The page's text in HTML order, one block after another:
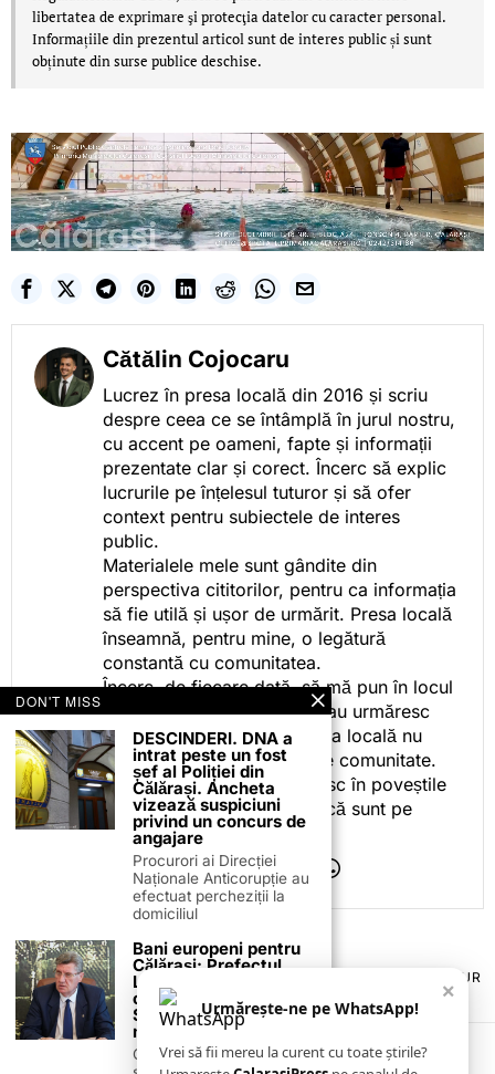
libertatea de exprimare şi protecţia datelor cu caracter personal.
Informațiile din prezentul articol sunt de interes public și sunt
obținute din surse publice deschise.
Cătălin Cojocaru
Lucrez în presa locală din 2016 și scriu
despre ceea ce se întâmplă în jurul nostru,
cu accent pe oameni, fapte și informații
prezentate clar și corect. Încerc să explic
lucrurile pe înțelesul tuturor și să ofer
context pentru subiectele de interes
public.
Materialele mele sunt gândite din
perspectiva cititorilor, pentru ca informația
să fie utilă și ușor de urmărit. Presa locală
înseamnă, pentru mine, o legătură
constantă cu comunitatea.
Încerc, de fiecare dată, să mă pun în locul
celor care citesc, privesc sau urmăresc
ceea ce fac. Pentru că presa locală nu
este despre mine, ci despre comunitate.
Iar dacă oamenii se regăsesc în poveștile
pe care le spun, înseamnă că sunt pe
drumul bun.
TERMENI ȘI CONDIȚII
POLITICA DE ANULARE & RETUR
PUBLICITATE ONLINE & TIPĂRITĂ
CONTACT
ZIARUL ANUNȚUL CĂLĂRĂȘEAN
×
Urmărește-ne pe WhatsApp!
Vrei să fii mereu la curent cu toate știrile?
DON'T MISS
DESCINDERI. DNA a
intrat peste un fost
șef al Poliției din
Călărași. Ancheta
vizează suspiciuni
privind un concurs de
angajare
Procurori ai Direcției
Naționale Anticorupție au
efectuat percheziții la
domiciliul
Bani europeni pentru
Călărași: Prefectul
Laurențiu State anunță
colaborarea cu ADR
Sud-Muntenia pentru
noi finanțări
Călărașul se pregătește